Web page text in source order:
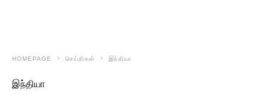
HOMEPAGE செய்திகள் இந்தியா
இந்தியா